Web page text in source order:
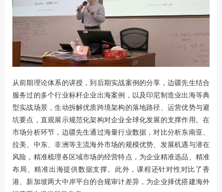
从前期理论体系的讲授，到后期实战案例的分享，边疆先生结合
服务过的多个行业标杆企业出海案例，以及印尼制造业出海等典
型实战场景，生动拆解优质跨境架构的落地路径、运营优势与避
坑要点，直观展示规范化架构对企业全球化发展的支撑作用。在
市场分析环节，边疆先生通过海量行业数据，对比分析东南亚、
拉美、中东、非洲等主流海外市场的规模优势、发展机遇与潜在
风险，精准梳理各区域市场的经营特点，为企业精准选品、精准
布局、精准出海提供数据支撑。此外，课程还针对性对比了香
港、新加坡两大中岸平台的合规审计差异，为企业择优搭建海外